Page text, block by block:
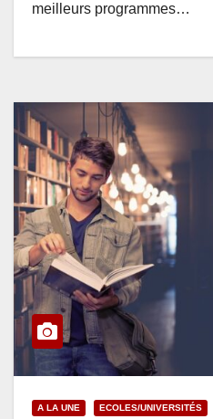
meilleurs programmes…
A LA UNE ECOLES/UNIVERSITÉS